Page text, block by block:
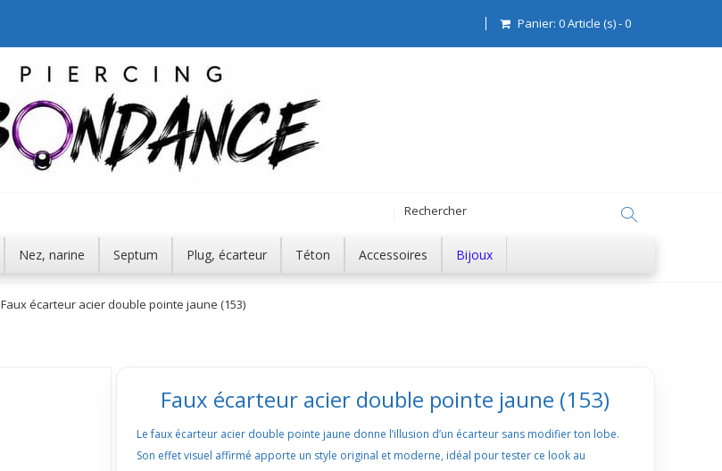
Panier: 0Article (s)-0
Nez, narine Septum Plug, écarteur Téton Accessoires Bijoux
Faux écarteur acier double pointe jaune (153)
Faux écarteur acier double pointe jaune (153)
Le faux écarteur acier double pointe jaune donne l’illusion d’un écarteur sans modifier ton lobe.
Son effet visuel affirmé apporte un style original et moderne, idéal pour tester ce look au